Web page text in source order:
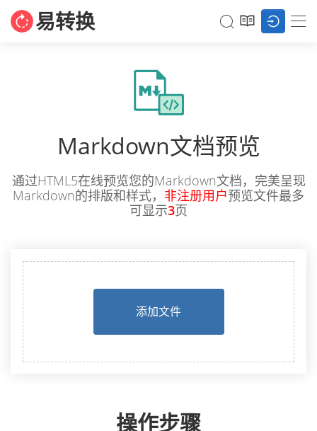
易转换
Markdown文档预览
通过HTML5在线预览您的Markdown文档，完美呈现
Markdown的排版和样式， 非注册用户预览文件最多
可显示3页
添加文件
操作步骤